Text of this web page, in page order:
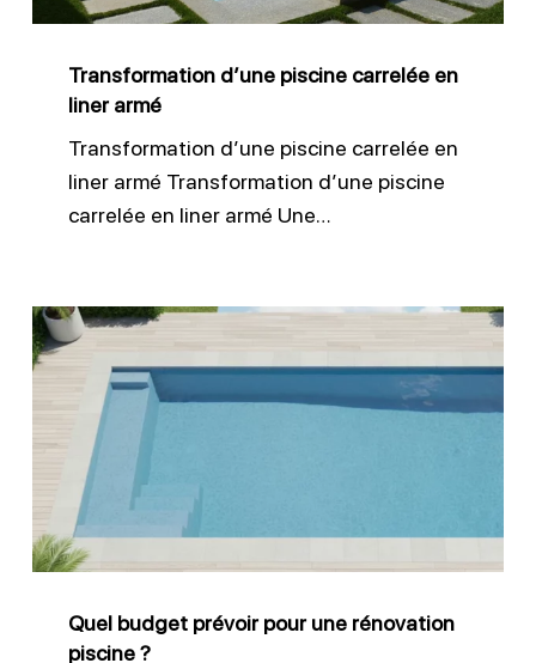
armé
Transformation d’une piscine carrelée en
liner armé
Transformation d’une piscine carrelée en
liner armé Transformation d’une piscine
carrelée en liner armé Une…
Quel
budget
pour
rénovation
piscine
Quel budget prévoir pour une rénovation
piscine ?